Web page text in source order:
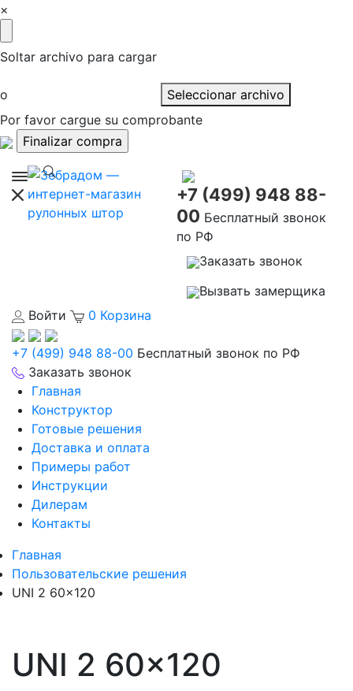
×
Soltar archivo para cargar
o
Seleccionar archivo
Por favor cargue su comprobante
+7 (499) 948 88-
00 Бесплатный звонок
по РФ
Заказать звонок
Вызвать замерщика
Войти
0 Корзина
+7 (499) 948 88-00 Бесплатный звонок по РФ
Заказать звонок
Главная
Конструктор
Готовые решения
Доставка и оплата
Примеры работ
Инструкции
Дилерам
Контакты
Главная
Пользовательские решения
UNI 2 60×120
UNI 2 60×120